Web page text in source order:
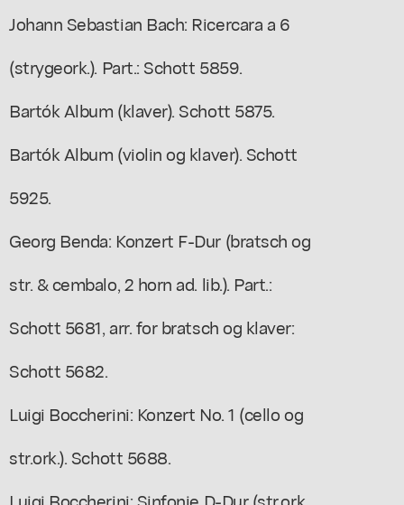
Johann Sebastian Bach: Ricercara a 6
(strygeork.). Part.: Schott 5859.
Bartók Album (klaver). Schott 5875.
Bartók Album (violin og klaver). Schott
5925.
Georg Benda: Konzert F-Dur (bratsch og
str. & cembalo, 2 horn ad. lib.). Part.:
Schott 5681, arr. for bratsch og klaver:
Schott 5682.
Luigi Boccherini: Konzert No. 1 (cello og
str.ork.). Schott 5688.
Luigi Boccherini: Sinfonie D-Dur (str.ork.